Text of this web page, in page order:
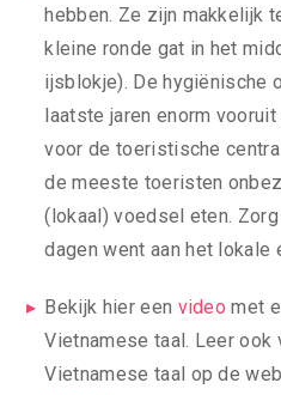
hebben. Ze zijn makkelijk
kleine ronde gat in het
ijsblokje). De hygiënische
laatste jaren enorm
voor de toeristische
de meeste toeristen
(lokaal) voedsel eten.
dagen went aan het lokale
Bekijk hier een video met
Vietnamese taal. Leer ook
Vietnamese taal op de